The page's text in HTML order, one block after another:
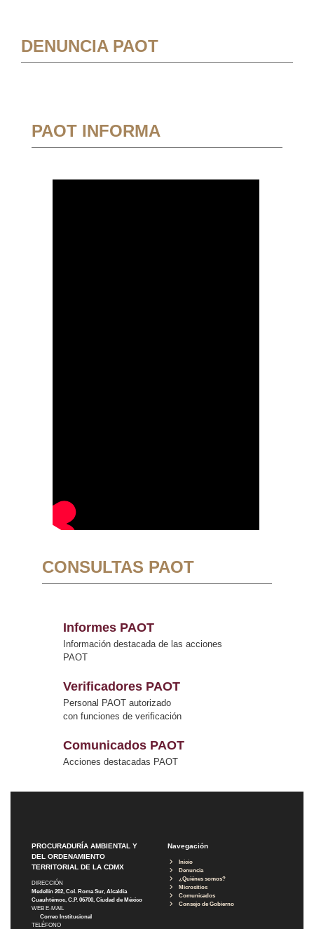
DENUNCIA PAOT
PAOT INFORMA
CONSULTAS PAOT
Informes PAOT
Información destacada de las acciones
PAOT
Verificadores PAOT
Personal PAOT autorizado
con funciones de verificación
Comunicados PAOT
Acciones destacadas PAOT
PROCURADURÍA AMBIENTAL Y
DEL ORDENAMIENTO
TERRITORIAL DE LA CDMX
DIRECCIÓN
Medellín 202, Col. Roma Sur, Alcaldía
Cuauhtémoc, C.P. 06700, Ciudad de México
WEB E-MAIL
Correo Institucional
TELÉFONO
Navegación
Inicio
Denuncia
¿Quiénes somos?
Micrositios
Comunicados
Consejo de Gobierno